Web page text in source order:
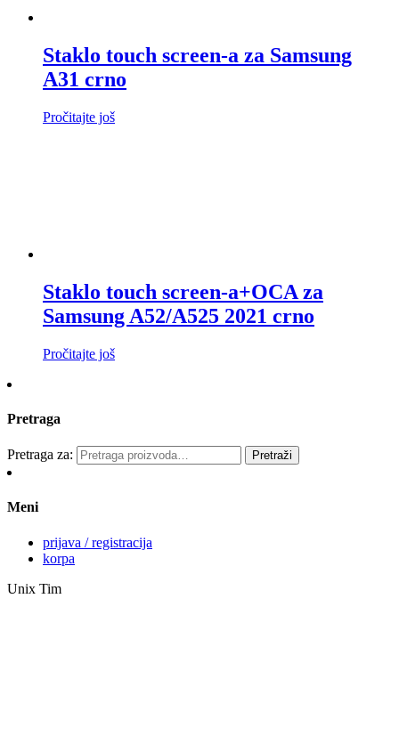
Staklo touch screen-a za Samsung
A31 crno
Pročitajte još
Staklo touch screen-a+OCA za
Samsung A52/A525 2021 crno
Pročitajte još
Pretraga
Pretraga za: Pretraži
Meni
prijava / registracija
korpa
Unix Tim